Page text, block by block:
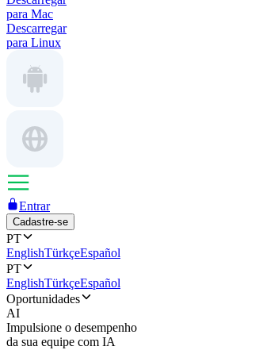
para Mac
Descarregar
para Linux
Entrar
Cadastre-se
PT
EnglishTürkçeEspañol
PT
EnglishTürkçeEspañol
Oportunidades
AI
Impulsione o desempenho
da sua equipe com IA